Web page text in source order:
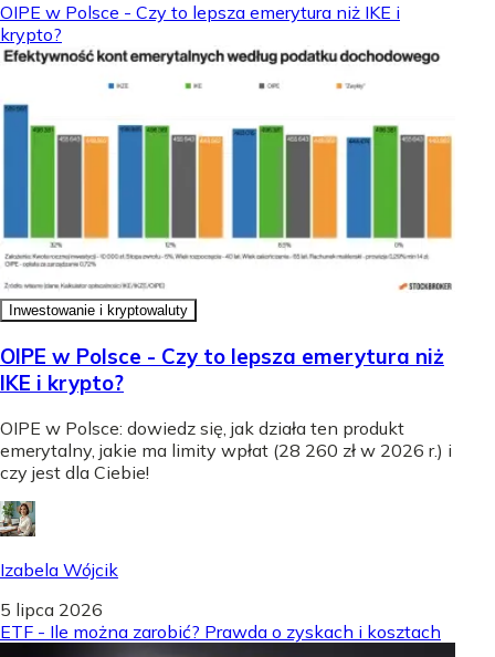
OIPE w Polsce - Czy to lepsza emerytura niż IKE i
krypto?
Inwestowanie i kryptowaluty
OIPE w Polsce - Czy to lepsza emerytura niż
IKE i krypto?
OIPE w Polsce: dowiedz się, jak działa ten produkt
emerytalny, jakie ma limity wpłat (28 260 zł w 2026 r.) i
czy jest dla Ciebie!
Izabela Wójcik
5 lipca 2026
ETF - Ile można zarobić? Prawda o zyskach i kosztach